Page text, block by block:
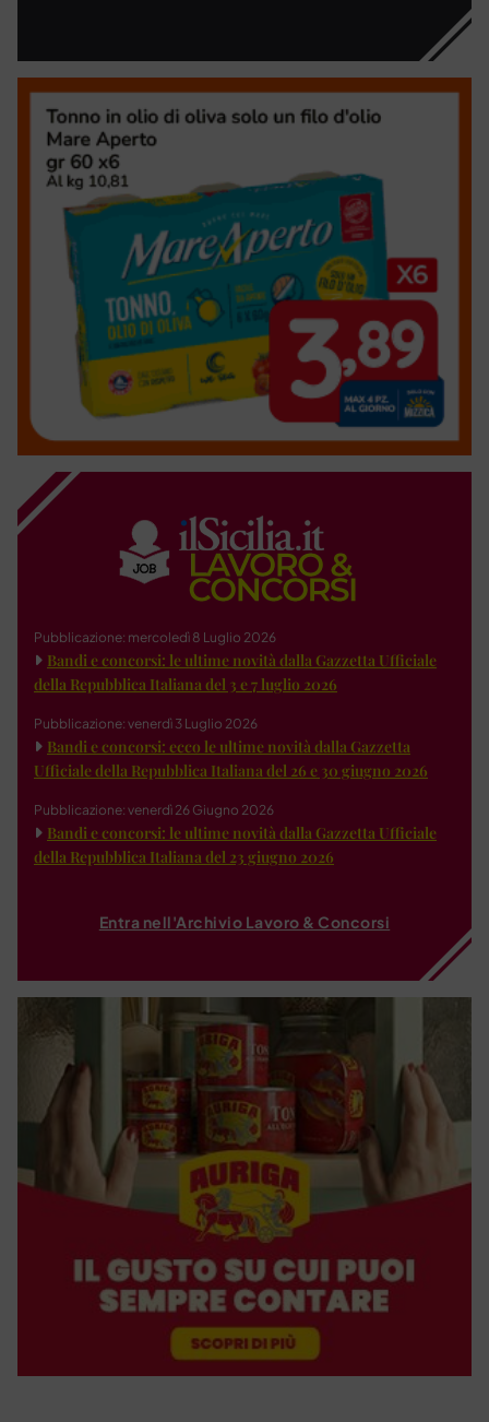
Pubblicazione: mercoledì 8 Luglio 2026
Bandi e concorsi: le ultime novità dalla Gazzetta Ufficiale
della Repubblica Italiana del 3 e 7 luglio 2026
Pubblicazione: venerdì 3 Luglio 2026
Bandi e concorsi: ecco le ultime novità dalla Gazzetta
Ufficiale della Repubblica Italiana del 26 e 30 giugno 2026
Pubblicazione: venerdì 26 Giugno 2026
Bandi e concorsi: le ultime novità dalla Gazzetta Ufficiale
della Repubblica Italiana del 23 giugno 2026
Entra nell'Archivio Lavoro & Concorsi